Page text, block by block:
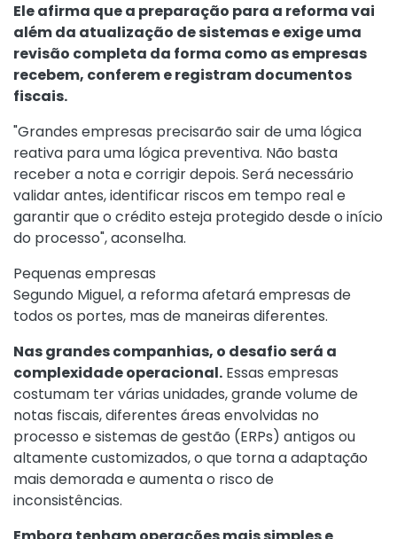
Ele afirma que a preparação para a reforma vai
além da atualização de sistemas e exige uma
revisão completa da forma como as empresas
recebem, conferem e registram documentos
fiscais.
"Grandes empresas precisarão sair de uma lógica
reativa para uma lógica preventiva. Não basta
receber a nota e corrigir depois. Será necessário
validar antes, identificar riscos em tempo real e
garantir que o crédito esteja protegido desde o início
do processo", aconselha.
Pequenas empresas
Segundo Miguel, a reforma afetará empresas de
todos os portes, mas de maneiras diferentes.
Nas grandes companhias, o desafio será a
complexidade operacional. Essas empresas
costumam ter várias unidades, grande volume de
notas fiscais, diferentes áreas envolvidas no
processo e sistemas de gestão (ERPs) antigos ou
altamente customizados, o que torna a adaptação
mais demorada e aumenta o risco de
inconsistências.